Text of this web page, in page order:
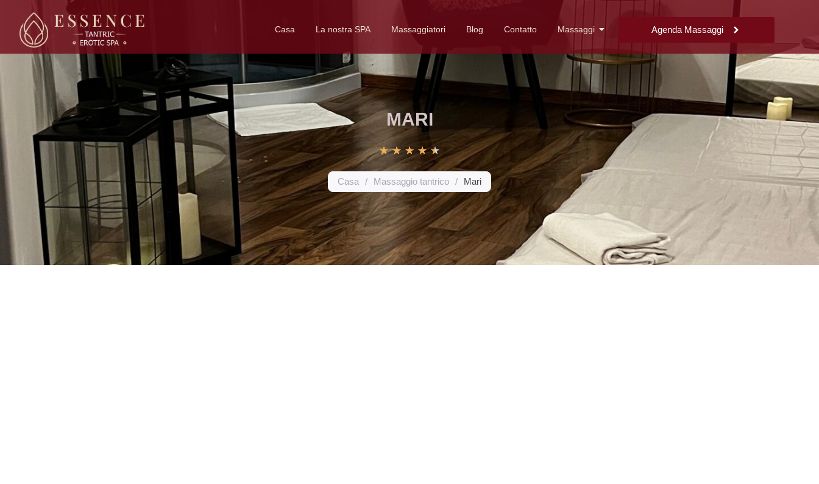
Casa La nostra SPA Massaggiatori Blog Contatto Massaggi Agenda Massaggi
MARI
★ ★ ★ ★ ★
Casa / Massaggio tantrico / Mari